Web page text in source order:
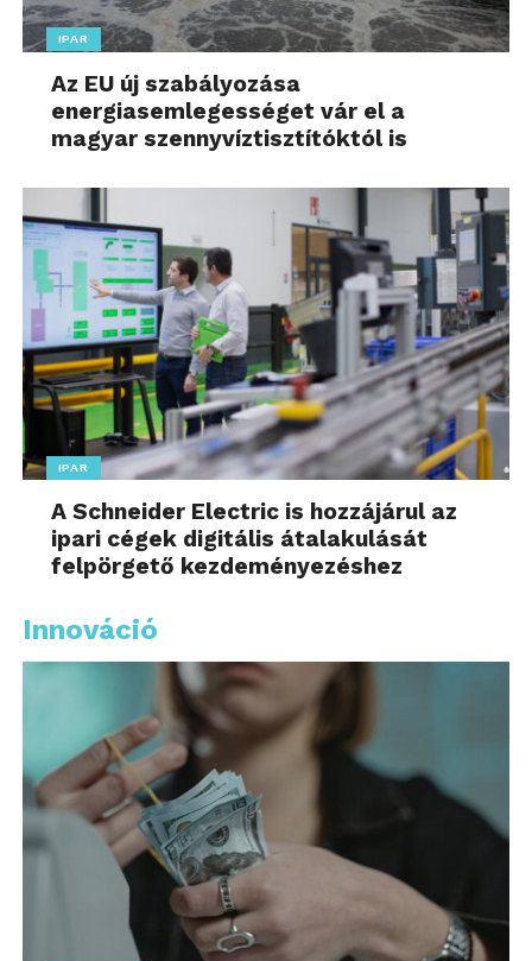
pénzügyi lízing
konstrukciónkat. Mindez
hosszú távú
elköteleződés
részünkről.”
További friss híreket talál a
www.muanyagesgumi.hu
főoldalán! Kövesse a technológiai híreket és
csatlakozzon hozzánk aFacebookon is!
IPAR
Az EU új szabályozása
energiasemlegességet vár el a
magyar szennyvíztisztítóktól is
IPAR
A Schneider Electric is hozzájárul az
ipari cégek digitális átalakulását
felpörgető kezdeményezéshez
Innováció